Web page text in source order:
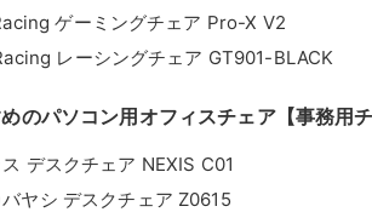
ゲーミングチェア Pro-X V2
レーシングチェア GT901-BLACK
のパソコン用オフィスチェア【事務用チ
デスクチェア NEXIS C01
ヤシ デスクチェア Z0615